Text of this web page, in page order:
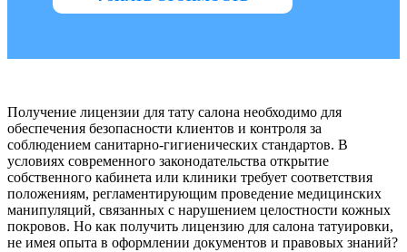
Получение лицензии для тату салона необходимо для
обеспечения безопасности клиентов и контроля за
соблюдением санитарно-гигиенических стандартов. В
условиях современного законодательства открытие
собственного кабинета или клиники требует соответствия
положениям, регламентирующим проведение медицинских
манипуляций, связанных с нарушением целостности кожных
покровов. Но как получить лицензию для салона татуировки,
не имея опыта в оформлении документов и правовых знаний?